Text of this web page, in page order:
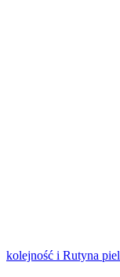
kolejność i Rutyna